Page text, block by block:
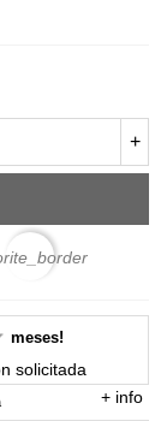
+
meses!
solicitada
+ info